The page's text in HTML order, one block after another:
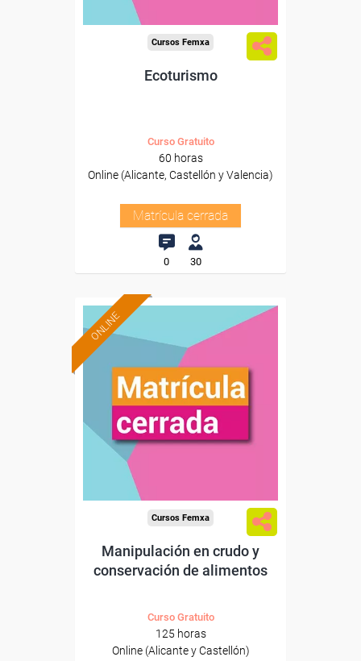
Cursos Femxa
Ecoturismo
Curso Gratuito
60 horas
Online (Alicante, Castellón y Valencia)
Matrícula cerrada
0 30
ONLINE
Cursos Femxa
Manipulación en crudo y
conservación de alimentos
Curso Gratuito
125 horas
Online (Alicante y Castellón)